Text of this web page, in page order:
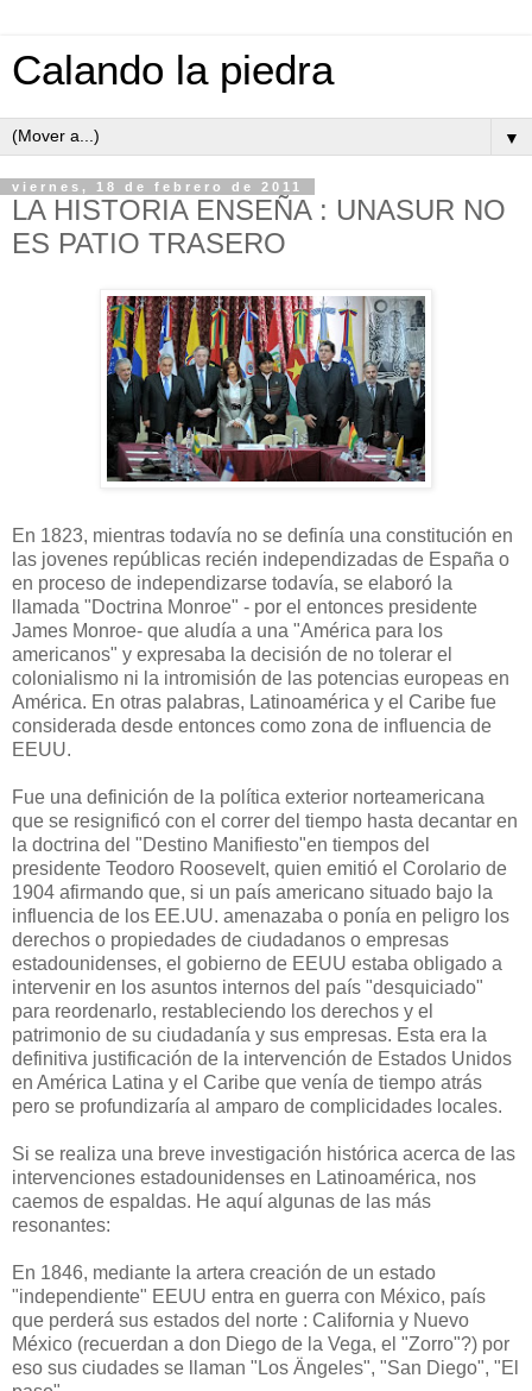
Calando la piedra
▼
viernes, 18 de febrero de 2011
LA HISTORIA ENSEÑA : UNASUR NO
ES PATIO TRASERO
En 1823, mientras todavía no se definía una constitución en
las jovenes repúblicas recién independizadas de España o
en proceso de independizarse todavía, se elaboró la
llamada "Doctrina Monroe" - por el entonces presidente
James Monroe- que aludía a una "América para los
americanos" y expresaba la decisión de no tolerar el
colonialismo ni la intromisión de las potencias europeas en
América. En otras palabras, Latinoamérica y el Caribe fue
considerada desde entonces como zona de influencia de
EEUU.
Fue una definición de la política exterior norteamericana
que se resignificó con el correr del tiempo hasta decantar en
la doctrina del "Destino Manifiesto"en tiempos del
presidente Teodoro Roosevelt, quien emitió el Corolario de
1904 afirmando que, si un país americano situado bajo la
influencia de los EE.UU. amenazaba o ponía en peligro los
derechos o propiedades de ciudadanos o empresas
estadounidenses, el gobierno de EEUU estaba obligado a
intervenir en los asuntos internos del país "desquiciado"
para reordenarlo, restableciendo los derechos y el
patrimonio de su ciudadanía y sus empresas. Esta era la
definitiva justificación de la intervención de Estados Unidos
en América Latina y el Caribe que venía de tiempo atrás
pero se profundizaría al amparo de complicidades locales.
Si se realiza una breve investigación histórica acerca de las
intervenciones estadounidenses en Latinoamérica, nos
caemos de espaldas. He aquí algunas de las más
resonantes:
En 1846, mediante la artera creación de un estado
"independiente" EEUU entra en guerra con México, país
que perderá sus estados del norte : California y Nuevo
México (recuerdan a don Diego de la Vega, el "Zorro"?) por
eso sus ciudades se llaman "Los Ängeles", "San Diego", "El